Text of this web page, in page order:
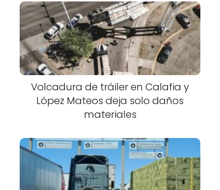
Volcadura de tráiler en Calafia y
López Mateos deja solo daños
materiales